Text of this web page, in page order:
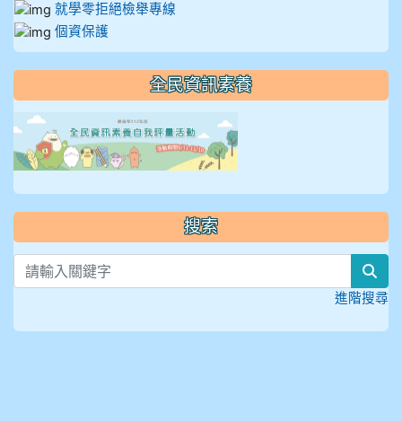
就學零拒絕檢舉專線
個資保護
全民資訊素養
搜索
進階搜尋